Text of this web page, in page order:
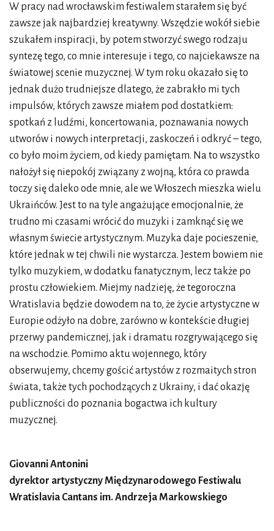
W pracy nad wrocławskim festiwalem starałem się być
zawsze jak najbardziej kreatywny. Wszędzie wokół siebie
szukałem inspiracji, by potem stworzyć swego rodzaju
syntezę tego, co mnie interesuje i tego, co najciekawsze na
światowej scenie muzycznej. W tym roku okazało się to
jednak dużo trudniejsze dlatego, że zabrakło mi tych
impulsów, których zawsze miałem pod dostatkiem:
spotkań z ludźmi, koncertowania, poznawania nowych
utworów i nowych interpretacji, zaskoczeń i odkryć – tego,
co było moim życiem, od kiedy pamiętam. Na to wszystko
nałożył się niepokój związany z wojną, która co prawda
toczy się daleko ode mnie, ale we Włoszech mieszka wielu
Ukraińców. Jest to na tyle angażujące emocjonalnie, że
trudno mi czasami wrócić do muzyki i zamknąć się we
własnym świecie artystycznym. Muzyka daje pocieszenie,
które jednak w tej chwili nie wystarcza. Jestem bowiem nie
tylko muzykiem, w dodatku fanatycznym, lecz także po
prostu człowiekiem. Miejmy nadzieję, że tegoroczna
Wratislavia będzie dowodem na to, że życie artystyczne w
Europie odżyło na dobre, zarówno w kontekście długiej
przerwy pandemicznej, jak i dramatu rozgrywającego się
na wschodzie. Pomimo aktu wojennego, który
obserwujemy, chcemy gościć artystów z rozmaitych stron
świata, także tych pochodzących z Ukrainy, i dać okazję
publiczności do poznania bogactwa ich kultury
muzycznej.
Giovanni Antonini
dyrektor artystyczny Międzynarodowego Festiwalu
Wratislavia Cantans im. Andrzeja Markowskiego